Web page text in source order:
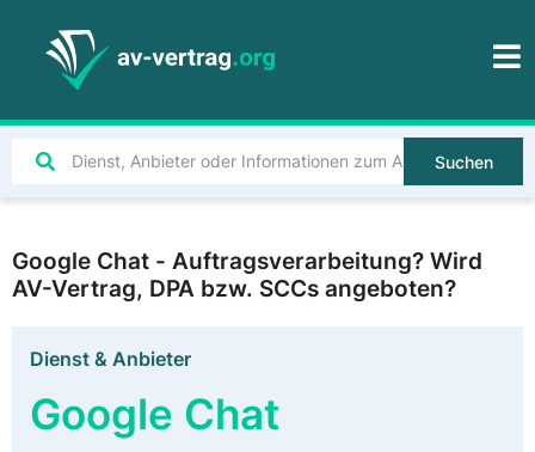
Suchen
Google Chat - Auftragsverarbeitung? Wird
AV-Vertrag, DPA bzw. SCCs angeboten?
Dienst & Anbieter
Google Chat